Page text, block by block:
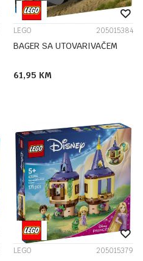
LEGO 205015384
BAGER SA UTOVARIVAČEM
61,95 KM
LEGO 205015379